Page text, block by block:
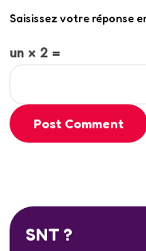
Saisissez votre réponse
un × 2 =
Post Comment
SNT ?